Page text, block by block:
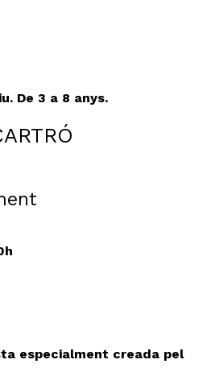
De 3 a 8 anys.
especialment creada pel